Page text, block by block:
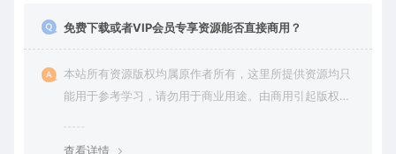
免费下载或者VIP会员专享资源能否直接商用？
本站所有资源版权均属原作者所有，这里所提供资源均只
能用于参考学习，请勿用于商业用途。由商用引起版权纠
查看详情